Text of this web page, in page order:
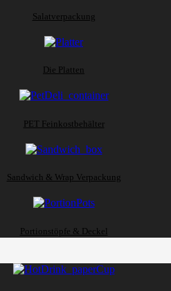
Salatverpackung
Die Platten
PET Feinkostbehälter
Sandwich & Wrap Verpackung
Portionstöpfe & Deckel